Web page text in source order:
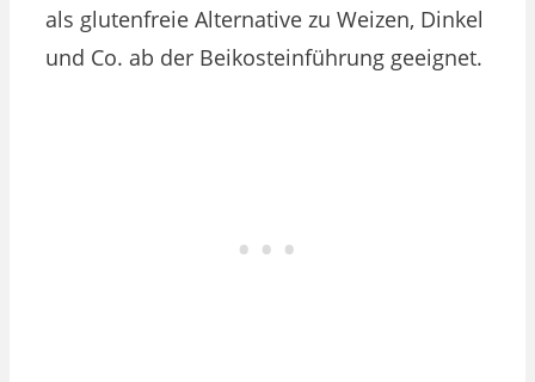
als glutenfreie Alternative zu Weizen, Dinkel
und Co. ab der Beikosteinführung geeignet.